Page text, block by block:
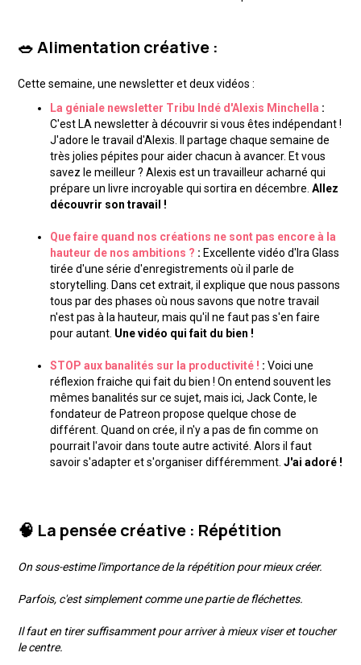
🥗 Alimentation créative :
Cette semaine, une newsletter et deux vidéos :
La géniale newsletter Tribu Indé d'Alexis Minchella :
C'est LA newsletter à découvrir si vous êtes indépendant !
J'adore le travail d'Alexis. Il partage chaque semaine de
très jolies pépites pour aider chacun à avancer. Et vous
savez le meilleur ? Alexis est un travailleur acharné qui
prépare un livre incroyable qui sortira en décembre.Allez
découvrir son travail !
Que faire quand nos créations ne sont pas encore à la
hauteur de nos ambitions ? : Excellente vidéo d'Ira Glass
tirée d'une série d'enregistrements où il parle de
storytelling. Dans cet extrait, il explique que nous passons
tous par des phases où nous savons que notre travail
n'est pas à la hauteur, mais qu'il ne faut pas s'en faire
pour autant. Une vidéo qui fait du bien !
STOP aux banalités sur la productivité ! : Voici une
réflexion fraiche qui fait du bien ! On entend souvent les
mêmes banalités sur ce sujet, mais ici, Jack Conte, le
fondateur de Patreon propose quelque chose de
différent. Quand on crée, il n'y a pas de fin comme on
pourrait l'avoir dans toute autre activité. Alors il faut
savoir s'adapter et s'organiser différemment.J'ai adoré !
🧠 La pensée créative : Répétition
On sous-estime l'importance de la répétition pour mieux créer.
Parfois, c'est simplement comme une partie de fléchettes.
Il faut en tirer suffisamment pour arriver à mieux viser et toucher
le centre.